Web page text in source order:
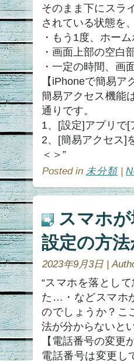
そのまま下にスラ
されている状態を
・もう1度、ホー
・画面上部の空白
・一定の時間、画
【iPhoneで簡易
簡易アクセス機能
通りです。
1、[設定]アプリで
2、[簡易アクセス]
＜＞”
Posted in 未分類|
スマホ
設定の方
2023年9月3日 |
“スマホを落とし
た…・などスマホ
のでしょうか？こ
法が分からないと
【電話番号の変更
電話番号は変更し